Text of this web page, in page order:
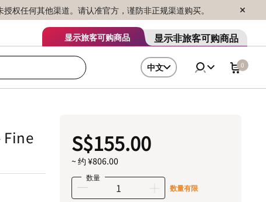
任何其他渠道。请认准官方，谨防非正规渠道购买。
显示旅客可购商品 显示非旅客可购商品
中文 0
Fine
S$155.00
~ 约 ¥806.00
数量
数量有限